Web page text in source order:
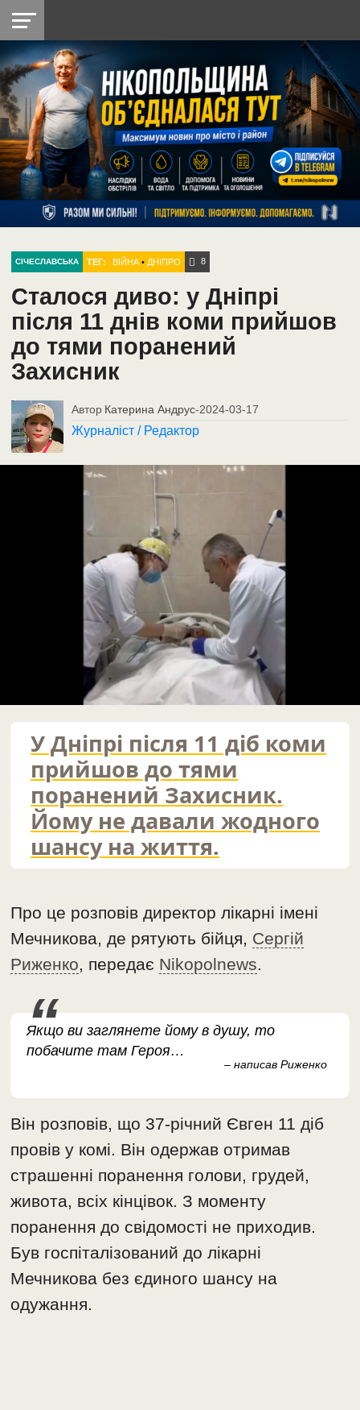
НІКОПОЛЬ
РАЙОН
СІЧЕСЛАВСЬКА
УКРАЇНА
РЕТРО
НІКОПОЛЬ
ЛАЙТ
УКРАЇНА
ДОПОМОГА
РАДІО
СІЧЕСЛАВСЬКА ТЕГ: ВІЙНА • ДНІПРО 8
Сталося диво: у Дніпрі
після 11 днів коми прийшов
до тями поранений
Захисник
Автор Катерина Андрус-2024-03-17
Журналіст / Редактор
У Дніпрі після 11 діб коми
прийшов до тями
поранений Захисник.
Йому не давали жодного
шансу на життя.
Про це розповів директор лікарні імені
Мечникова, де рятують бійця, Сергій
Риженко, передає Nikopolnews.
Якщо ви заглянете йому в душу, то
побачите там Героя…
– написав Риженко
Він розповів, що 37-річний Євген 11 діб
провів у комі. Він одержав отримав
страшенні поранення голови, грудей,
живота, всіх кінцівок. З моменту
поранення до свідомості не приходив.
Був госпіталізований до лікарні
Мечникова без єдиного шансу на
одужання.